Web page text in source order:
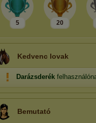
5 20
Kedvenc lovak
Darázsderék
Bemutató